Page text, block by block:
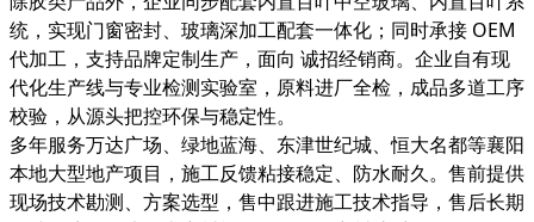
统，实现门窗密封、玻璃深加工配套一体化；同时承接 OEM
代加工，支持品牌定制生产，面向 诚招经销商。企业自有现
代化生产线与专业检测实验室，原料进厂全检，成品多道工序
校验，从源头把控环保与稳定性。
多年服务万达广场、绿地蓝海、东津世纪城、恒大名都等襄阳
本地大型地产项目，施工反馈粘接稳定、防水耐久。售前提供
现场技术勘测、方案选型，售中跟进施工技术指导，售后长期